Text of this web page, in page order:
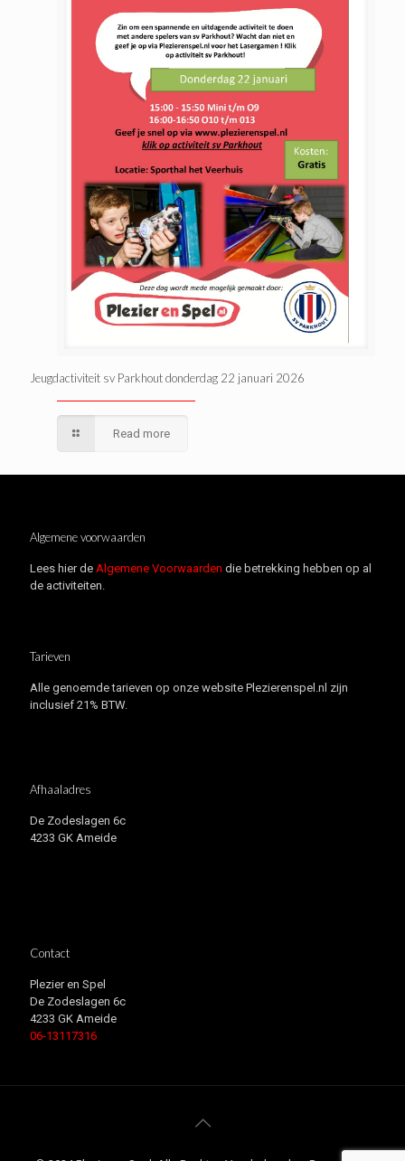
Jeugdactiviteit sv Parkhout donderdag 22 januari 2026
Read more
Algemene voorwaarden
Lees hier de Algemene Voorwaarden die betrekking hebben op al
de activiteiten.
Tarieven
Alle genoemde tarieven op onze website Plezierenspel.nl zijn
inclusief 21% BTW.
Afhaaladres
De Zodeslagen 6c
4233 GK Ameide
Contact
Plezier en Spel
De Zodeslagen 6c
4233 GK Ameide
06-13117316